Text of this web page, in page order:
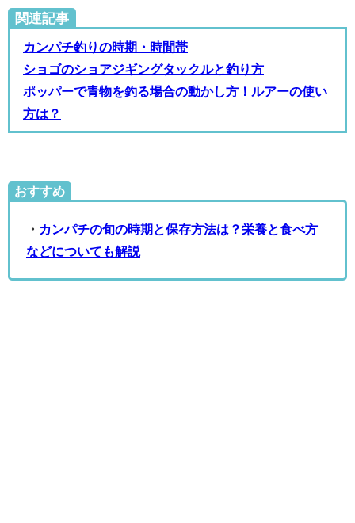
関連記事
カンパチ釣りの時期・時間帯
ショゴのショアジギングタックルと釣り方
ポッパーで青物を釣る場合の動かし方！ルアーの使い
方は？
おすすめ
・ カンパチの旬の時期と保存方法は？栄養と食べ方
などについても解説